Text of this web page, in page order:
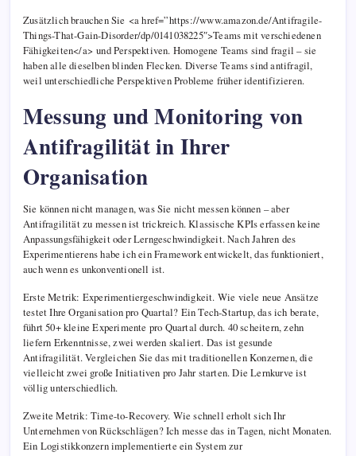
Zusätzlich brauchen Sie <a href=”https://www.amazon.de/Antifragile-
Things-That-Gain-Disorder/dp/0141038225″>Teams mit verschiedenen
Fähigkeiten</a> und Perspektiven. Homogene Teams sind fragil – sie
haben alle dieselben blinden Flecken. Diverse Teams sind antifragil,
weil unterschiedliche Perspektiven Probleme früher identifizieren.
Messung und Monitoring von
Antifragilität in Ihrer
Organisation
Sie können nicht managen, was Sie nicht messen können – aber
Antifragilität zu messen ist trickreich. Klassische KPIs erfassen keine
Anpassungsfähigkeit oder Lerngeschwindigkeit. Nach Jahren des
Experimentierens habe ich ein Framework entwickelt, das funktioniert,
auch wenn es unkonventionell ist.
Erste Metrik: Experimentiergeschwindigkeit. Wie viele neue Ansätze
testet Ihre Organisation pro Quartal? Ein Tech-Startup, das ich berate,
führt 50+ kleine Experimente pro Quartal durch. 40 scheitern, zehn
liefern Erkenntnisse, zwei werden skaliert. Das ist gesunde
Antifragilität. Vergleichen Sie das mit traditionellen Konzernen, die
vielleicht zwei große Initiativen pro Jahr starten. Die Lernkurve ist
völlig unterschiedlich.
Zweite Metrik: Time-to-Recovery. Wie schnell erholt sich Ihr
Unternehmen von Rückschlägen? Ich messe das in Tagen, nicht Monaten.
Ein Logistikkonzern implementierte ein System zur